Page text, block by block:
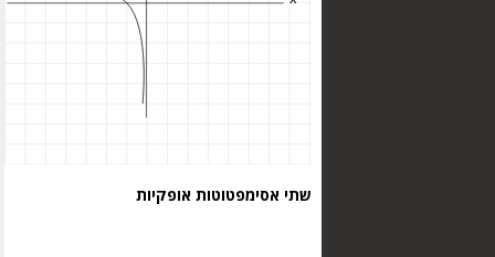
שתי אסימפטוטות אופקיות